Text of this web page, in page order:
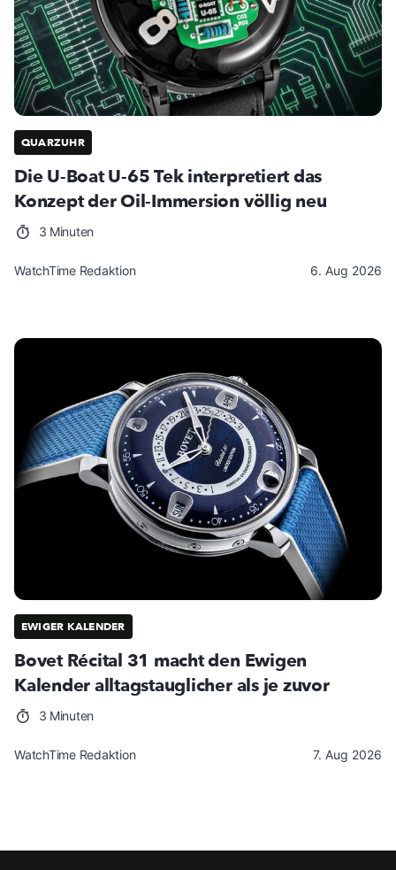
QUARZUHR
Die U-Boat U-65 Tek interpretiert das
Konzept der Oil-Immersion völlig neu
3 Minuten
WatchTime Redaktion 6. Aug 2026
EWIGER KALENDER
Bovet Récital 31 macht den Ewigen
Kalender alltagstauglicher als je zuvor
3 Minuten
WatchTime Redaktion 7. Aug 2026